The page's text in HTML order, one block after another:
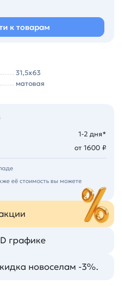
к товарам
31,5х63
матовая
1-2 дня*
от 1600 ₽
её стоимость вы можете
графике
новоселам -3%.